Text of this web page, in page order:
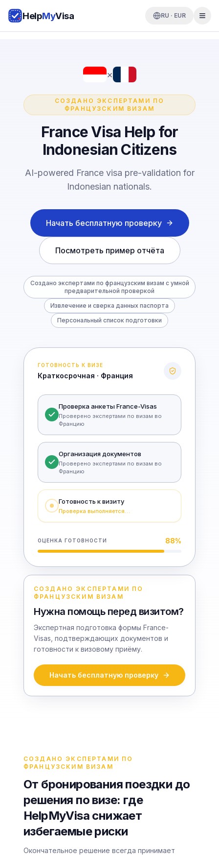
HelpMyVisa RU · EUR
×
СОЗДАНО ЭКСПЕРТАМИ ПО
ФРАНЦУЗСКИМ ВИЗАМ
France Visa Help for
Indonesian Citizens
AI-powered France visa pre-validation for
Indonesian nationals.
Начать бесплатную проверку
Посмотреть пример отчёта
Создано экспертами по французским визам с умной
предварительной проверкой
Извлечение и сверка данных паспорта
Персональный список подготовки
ГОТОВНОСТЬ К ВИЗЕ
Краткосрочная · Франция
Проверка анкеты France-Visas
Проверено экспертами по визам во
Францию
Организация документов
Проверено экспертами по визам во
Францию
Готовность к визиту
Проверка выполняется…
ОЦЕНКА ГОТОВНОСТИ 88%
СОЗДАНО ЭКСПЕРТАМИ ПО
ФРАНЦУЗСКИМ ВИЗАМ
Нужна помощь перед визитом?
Экспертная подготовка формы France-
Visas, подтверждающих документов и
готовности к визовому приёму.
Начать бесплатную проверку
СОЗДАНО ЭКСПЕРТАМИ ПО
ФРАНЦУЗСКИМ ВИЗАМ
От бронирования поездки до
решения по визе: где
HelpMyVisa снижает
избегаемые риски
Окончательное решение всегда принимает